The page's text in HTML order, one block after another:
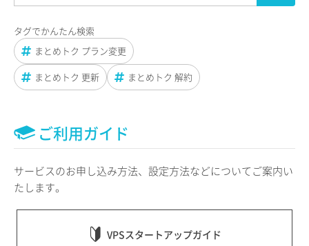
タグでかんたん検索
まとめトク プラン変更
まとめトク 更新
まとめトク 解約
ご利用ガイド
サービスのお申し込み方法、設定方法などについてご案内い
たします。
VPSスタートアップガイド